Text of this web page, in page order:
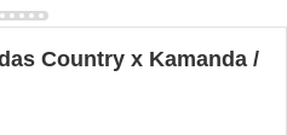
Country x Kamanda /